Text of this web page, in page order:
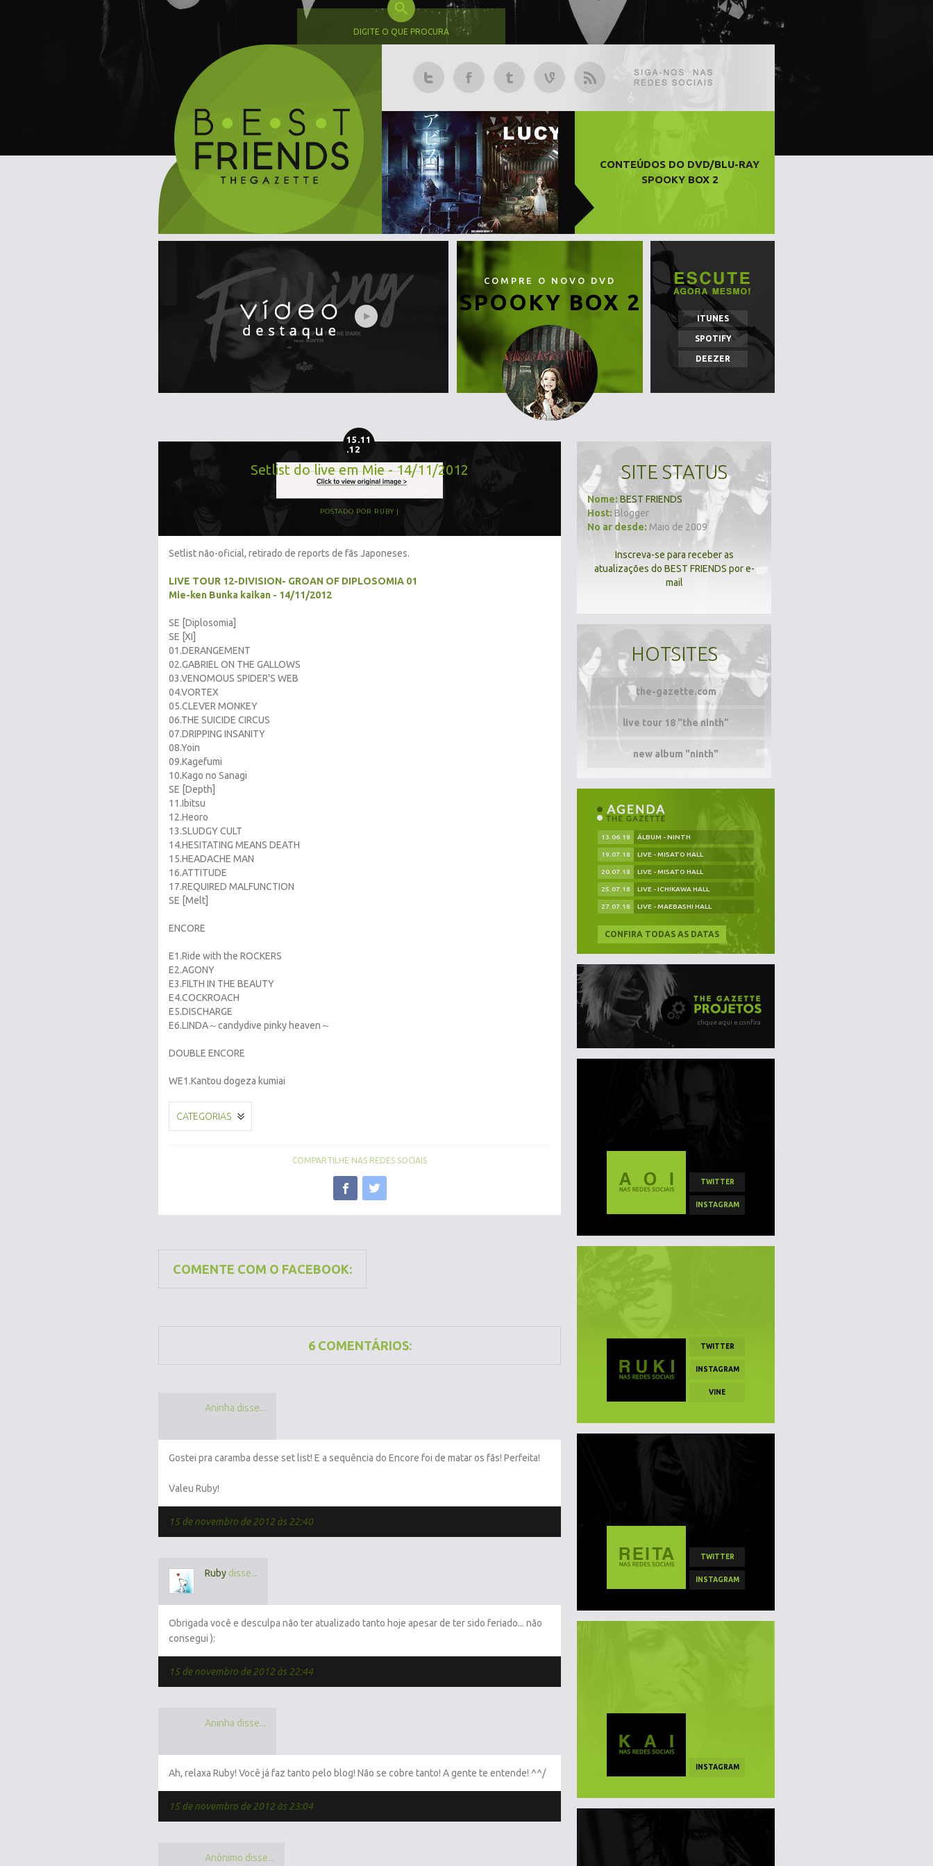
DIGITE O QUE PROCURA
CONTEÚDOS DO DVD/BLU-RAY
SPOOKY BOX 2
COMPRE O NOVO DVD
SPOOKY BOX 2
ITUNES
SPOTIFY
DEEZER
15.11
.12
Setlist do live em Mie - 14/11/2012
POSTADO POR RUBY
Setlist não-oficial, retirado de reports de fãs Japoneses.
LIVE TOUR 12-DIVISION- GROAN OF DIPLOSOMIA 01
Mie-ken Bunka kaikan - 14/11/2012
SE [Diplosomia]
SE [XI]
01.DERANGEMENT
02.GABRIEL ON THE GALLOWS
03.VENOMOUS SPIDER'S WEB
04.VORTEX
05.CLEVER MONKEY
06.THE SUICIDE CIRCUS
07.DRIPPING INSANITY
08.Yoin
09.Kagefumi
10.Kago no Sanagi
SE [Depth]
11.Ibitsu
12.Heoro
13.SLUDGY CULT
14.HESITATING MEANS DEATH
15.HEADACHE MAN
16.ATTITUDE
17.REQUIRED MALFUNCTION
SE [Melt]
ENCORE
E1.Ride with the ROCKERS
E2.AGONY
E3.FILTH IN THE BEAUTY
E4.COCKROACH
E5.DISCHARGE
E6.LINDA～candydive pinky heaven～
DOUBLE ENCORE
WE1.Kantou dogeza kumiai
CATEGORIAS
COMPARTILHE NAS REDES SOCIAIS
COMENTE COM O FACEBOOK:
6 COMENTÁRIOS:
Aninha disse...
Gostei pra caramba desse set list! E a sequência do Encore foi de matar os fãs! Perfeita!
Valeu Ruby!
15 de novembro de 2012 às 22:40
Ruby disse...
Obrigada você e desculpa não ter atualizado tanto hoje apesar de ter sido feriado... não
consegui ):
15 de novembro de 2012 às 22:44
Aninha disse...
Ah, relaxa Ruby! Você já faz tanto pelo blog! Não se cobre tanto! A gente te entende! ^^/
15 de novembro de 2012 às 23:04
Anônimo disse...
SITE STATUS
Nome: BEST FRIENDS
Host: Blogger
No ar desde: Maio de 2009
Inscreva-se para receber as
atualizações do BEST FRIENDS por e-
mail
HOTSITES
the-gazette.com
live tour 18 "the ninth"
new album "ninth"
13.06.18 ÁLBUM - NINTH
19.07.18 LIVE - MISATO HALL
20.07.18 LIVE - MISATO HALL
25.07.18 LIVE - ICHIKAWA HALL
27.07.18 LIVE - MAEBASHI HALL
CONFIRA TODAS AS DATAS
clique aqui e confira
TWITTER
INSTAGRAM
TWITTER
INSTAGRAM
VINE
TWITTER
INSTAGRAM
INSTAGRAM